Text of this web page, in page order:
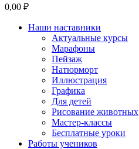
0,00 ₽
Наши наставники
Актуальные курсы
Марафоны
Пейзаж
Натюрморт
Иллюстрация
Графика
Для детей
Рисование животных
Мастер-классы
Бесплатные уроки
Работы учеников